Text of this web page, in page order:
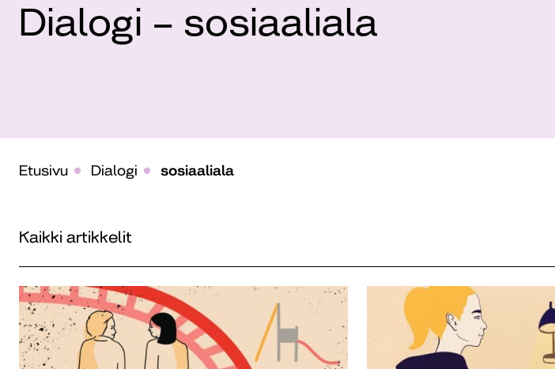
Dialogi – sosiaaliala
Etusivu Dialogi sosiaaliala
Kaikki artikkelit